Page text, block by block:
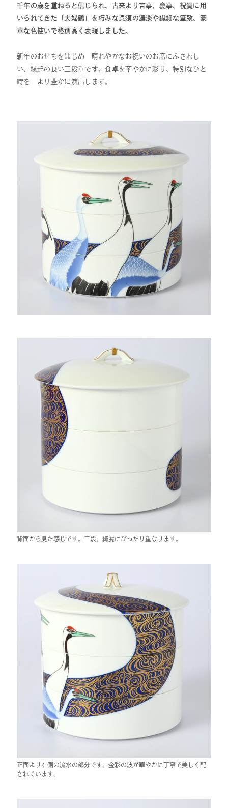
千年の歳を重ねると信じられ、古来より吉事、慶事、祝賀に用
いられてきた「夫婦鶴」を巧みな呉須の濃淡や繊細な筆致、豪
華な色使いで格調高く表現しました。
新年のおせちをはじめ 晴れやかなお祝いのお席にふさわし
い、縁起の良い三段重です。食卓を華やかに彩り、特別なひと
時を より豊かに演出します。
背面から見た感じです。三段、綺麗にぴったり重なります。
正面より右側の流水の部分です。金彩の波が華やかに丁寧で美しく配
されています。